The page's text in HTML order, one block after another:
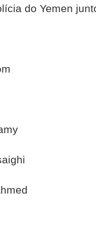
do Yemen